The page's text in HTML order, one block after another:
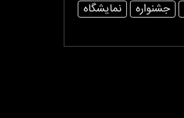
جشنواره
نمایشگاه